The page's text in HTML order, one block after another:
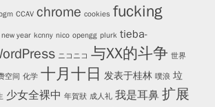
CCAV chrome cookies fucking
year kcnny nico opengg plurk tieba-
ニコニコ 与XX的斗争 世界
空间 化学 十月十日 发表于桂林 噗浪 垃
少女全裸中 年賀狀 成人礼 我是耳鼻扩展